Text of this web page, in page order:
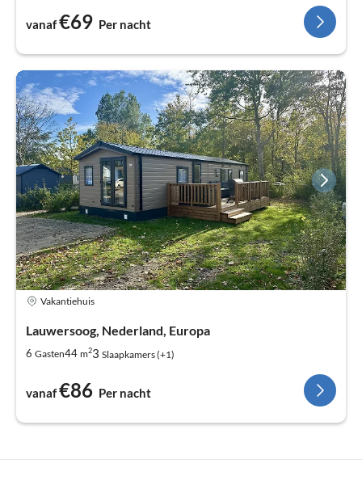
vanaf€69 Per nacht
Vakantiehuis
Lauwersoog, Nederland, Europa
6 Gasten44 m23 Slaapkamers (+1)
vanaf€86 Per nacht